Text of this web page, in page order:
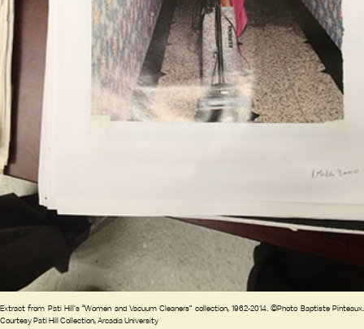
Extract from Pati Hill's “Women and Vacuum Cleaners” collection, 1962-2014. ©Photo Baptiste Pinteaux.
Courtesy Pati Hill Collection, Arcadia University